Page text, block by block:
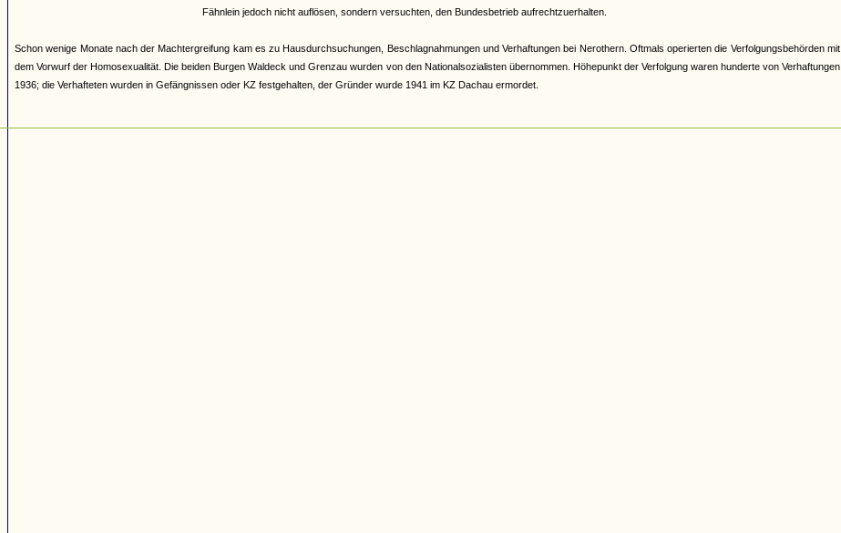
Fähnlein jedoch nicht auflösen, sondern versuchten, den Bundesbetrieb aufrechtzuerhalten.
Schon wenige Monate nach der Machtergreifung kam es zu Hausdurchsuchungen, Beschlagnahmungen und Verhaftungen bei Nerothern. Oftmals operierten die Verfolgungsbehörden mit
dem Vorwurf der Homosexualität. Die beiden Burgen Waldeck und Grenzau wurden von den Nationalsozialisten übernommen. Höhepunkt der Verfolgung waren hunderte von Verhaftungen
1936; die Verhafteten wurden in Gefängnissen oder KZ festgehalten, der Gründer wurde 1941 im KZ Dachau ermordet.